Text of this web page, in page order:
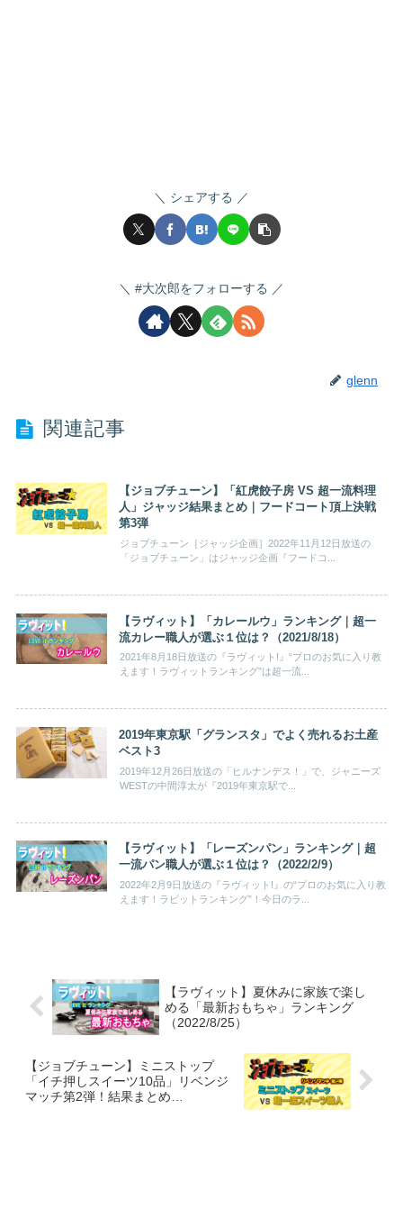
シェアする
#大次郎をフォローする
glenn
関連記事
【ジョブチューン】「紅虎餃子房 VS 超一流料理
人」ジャッジ結果まとめ｜フードコート頂上決戦
第3弾
ジョブチューン［ジャッジ企画］2022年11月12日放送の
「ジョブチューン」はジャッジ企画『フードコ...
【ラヴィット】「カレールウ」ランキング｜超一
流カレー職人が選ぶ１位は？（2021/8/18）
2021年8月18日放送の『ラヴィット!』“プロのお気に入り教
えます！ラヴィットランキング”は超一流...
2019年東京駅「グランスタ」でよく売れるお土産
ベスト3
2019年12月26日放送の「ヒルナンデス！」で、ジャニーズ
WESTの中間淳太が『2019年東京駅で...
【ラヴィット】「レーズンパン」ランキング｜超
一流パン職人が選ぶ１位は？（2022/2/9）
2022年2月9日放送の『ラヴィット!』の“プロのお気に入り教
えます！ラビットランキング”！今日のラ...
【ラヴィット】夏休みに家族で楽し
める「最新おもちゃ」ランキング
（2022/8/25）
【ジョブチューン】ミニストップ
「イチ押しスイーツ10品」リベンジ
マッチ第2弾！結果まとめ